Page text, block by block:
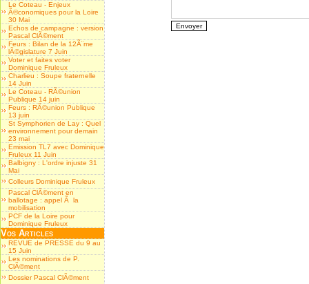
Le Coteau - Enjeux
Ã©conomiques pour la Loire
30 Mai
Echos de campagne : version
Pascal ClÃ©ment
Feurs : Bilan de la 12Ã¨me
lÃ©gislature 7 Juin
Voter et faites voter
Dominique Fruleux
Charlieu : Soupe fraternelle
14 Juin
Le Coteau - RÃ©union
Publique 14 juin
Feurs : RÃ©union Publique
13 juin
St Symphorien de Lay : Quel
environnement pour demain
23 mai
Emission TL7 avec Dominique
Fruleux 11 Juin
Balbigny : L'ordre injuste 31
Mai
Colleurs Dominique Fruleux
Pascal ClÃ©ment en
ballotage : appel Ã la
mobilisation
PCF de la Loire pour
Dominique Fruleux
Vos Articles
REVUE de PRESSE du 9 au
15 Juin
Les nominations de P.
ClÃ©ment
Dossier Pascal ClÃ©ment